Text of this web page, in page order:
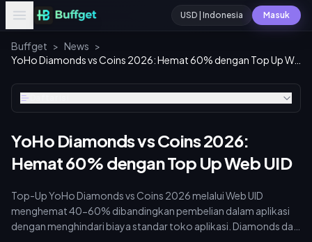
USD | Indonesia Masuk
Buffget > News >
YoHo Diamonds vs Coins 2026: Hemat 60% dengan Top Up Web UID
YoHo Diamonds vs Coins 2026:
Hemat 60% dengan Top Up Web UID
Top-Up YoHo Diamonds vs Coins 2026 melalui Web UID
menghemat 40-60% dibandingkan pembelian dalam aplikasi
dengan menghindari biaya standar toko aplikasi. Diamonds dan